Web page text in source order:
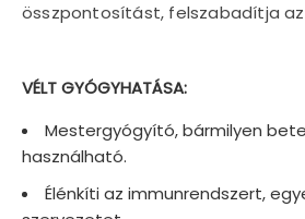
összpontosítást, felszabadítja
VÉLT GYÓGYHATÁSA:
Mestergyógyító, bármilyen
használható.
Élénkíti az immunrendszert,